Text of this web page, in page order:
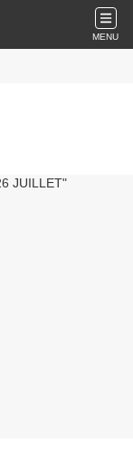
MENU